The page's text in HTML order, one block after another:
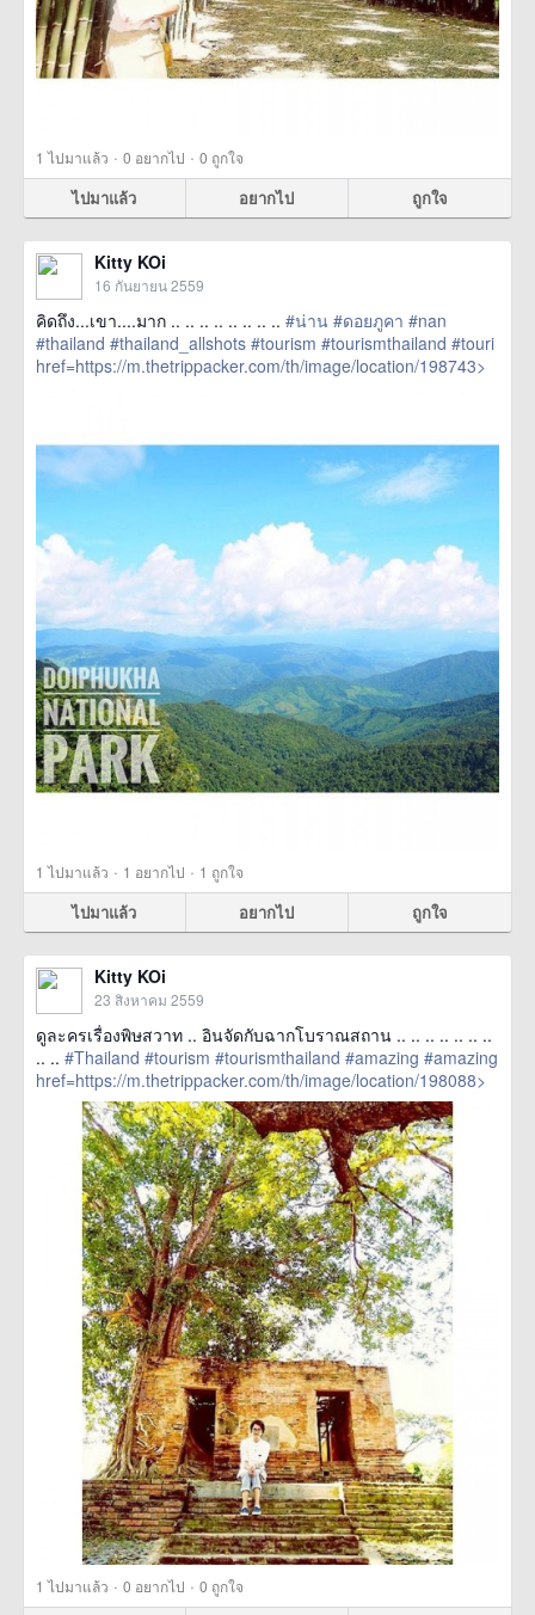
1 ไปมาแล้ว · 0 อยากไป · 0 ถูกใจ
ไปมาแล้ว อยากไป ถูกใจ
Kitty KOi
16 กันยายน 2559
คิดถึง...เขา....มาก .. .. .. .. .. .. .. .. #น่าน #ดอยภูคา #nan
#thailand #thailand_allshots #tourism #tourismthailand #touri
href=https://m.thetrippacker.com/th/image/location/198743>
1 ไปมาแล้ว · 1 อยากไป · 1 ถูกใจ
ไปมาแล้ว อยากไป ถูกใจ
Kitty KOi
23 สิงหาคม 2559
ดูละครเรื่องพิษสวาท .. อินจัดกับฉากโบราณสถาน .. .. .. .. .. .. ..
.. .. #Thailand #tourism #tourismthailand #amazing #amazing
href=https://m.thetrippacker.com/th/image/location/198088>
1 ไปมาแล้ว · 0 อยากไป · 0 ถูกใจ